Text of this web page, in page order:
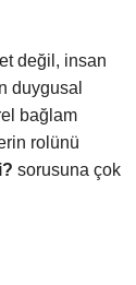
değil, insan
duygusal
bağlam
rolünü
sorusuna çok